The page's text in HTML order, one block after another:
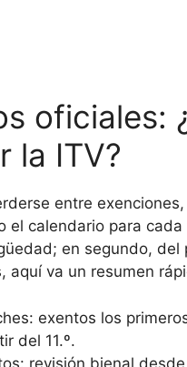
oficiales:
la ITV?
entre
el calendario para
en segundo, del
aquí va un resumen
exentos los
del 11.º.
revisión bienal